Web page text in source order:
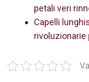
petali veri
Capelli
rivoluzionarie